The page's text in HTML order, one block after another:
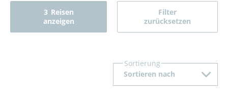
3 Reisen
anzeigen
Filter
zurücksetzen
Sortierung
Sortieren nach